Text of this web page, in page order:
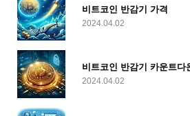
비트코인 반감기 가격
2024.04.02
비트코인 반감기 카운트
2024.04.02